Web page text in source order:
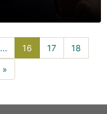
... 1616(current)
17 18
»